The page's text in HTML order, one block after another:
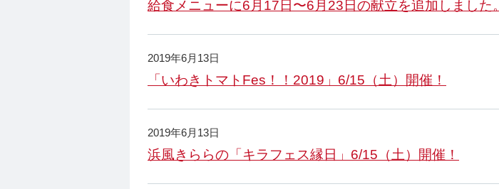
給食メニューに6月17日〜6月23日の献立を追加しました。
2019年6月13日
「いわきトマトFes！！2019」6/15（土）開催！
2019年6月13日
浜風きららの「キラフェス縁日」6/15（土）開催！